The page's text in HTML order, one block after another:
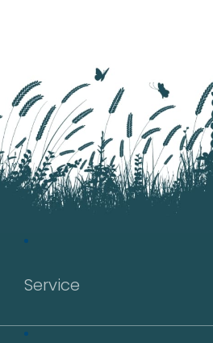
Service